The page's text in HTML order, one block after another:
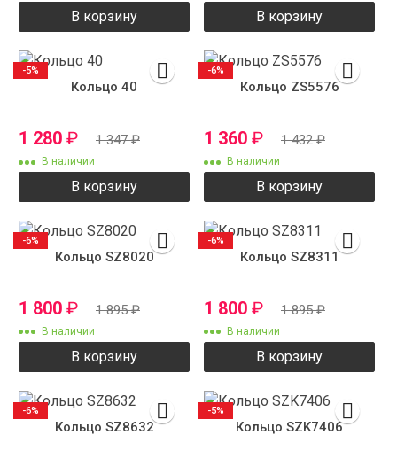
В корзину В корзину
Кольцо 40
1 280 ₽ 1 347₽
В наличии
В корзину
-5%
Кольцо ZS5576
1 360 ₽ 1 432₽
В наличии
В корзину
-6%
Кольцо SZ8020
1 800 ₽ 1 895₽
В наличии
В корзину
-6%
Кольцо SZ8311
1 800 ₽ 1 895₽
В наличии
В корзину
-6%
Кольцо SZ8632
-6%
Кольцо SZK7406
-5%